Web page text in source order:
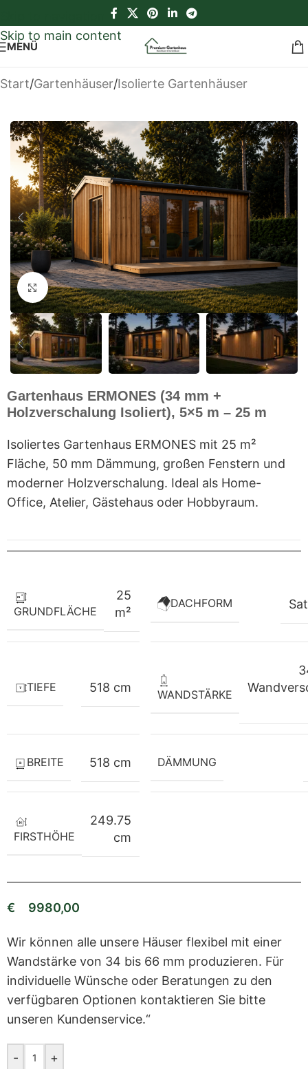
Skip to main content
MENÜ
Start/Gartenhäuser/Isolierte Gartenhäuser
Klick zum Vergrößern
Gartenhaus ERMONES (34 mm +
Holzverschalung Isoliert), 5×5 m – 25 m
Isoliertes Gartenhaus ERMONES mit 25 m²
Fläche, 50 mm Dämmung, großen Fenstern und
moderner Holzverschalung. Ideal als Home-
Office, Atelier, Gästehaus oder Hobbyraum.
GRUNDFLÄCHE
25
m²
DACHFORM
TIEFE 518 cm
WANDSTÄRKE
BREITE 518 cm DÄMMUNG
FIRSTHÖHE
249.75
cm
€ 9980,00
Wir können alle unsere Häuser flexibel mit einer
Wandstärke von 34 bis 66 mm produzieren. Für
individuelle Wünsche oder Beratungen zu den
verfügbaren Optionen kontaktieren Sie bitte
unseren Kundenservice.“
- +